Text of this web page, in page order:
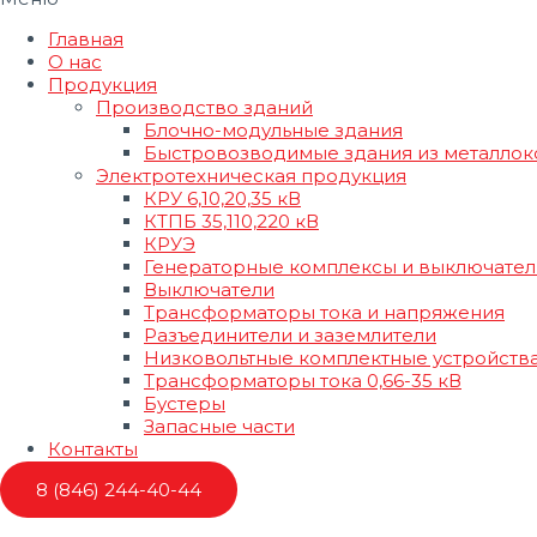
Главная
О нас
Продукция
Производство зданий
Блочно-модульные здания
Быстровозводимые здания из
Электротехническая продукция
КРУ 6,10,20,35 кВ
КТПБ 35,110,220 кВ
КРУЭ
Генераторные комплексы и
Выключатели
Трансформаторы тока и напряжения
Разъединители и заземлители
Низковольтные комплектные
Трансформаторы тока 0,66-35 кВ
Бустеры
Запасные части
Контакты
8 (846) 244-40-44